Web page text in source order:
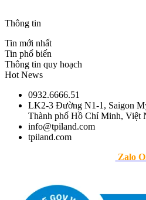
Thông tin
Tin mới nhất
Tin phổ biến
Thông tin quy hoạch
Hot News
0932.6666.51
LK2-3 Đường N1-1, Saigon
Thành phố Hồ Chí Minh, Việt
info@tpiland.com
tpiland.com
Zalo